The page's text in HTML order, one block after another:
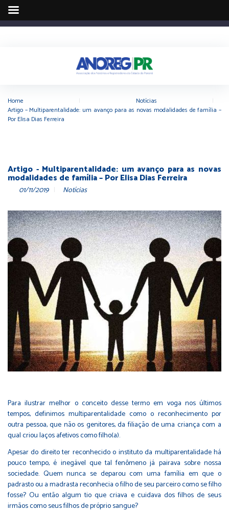
Home Notícias
Artigo – Multiparentalidade: um avanço para as novas modalidades de família –
Por Elisa Dias Ferreira
Artigo - Multiparentalidade: um avanço para as novas
modalidades de família – Por Elisa Dias Ferreira
01/11/2019 Notícias
Para ilustrar melhor o conceito desse termo em voga nos últimos
tempos, definimos multiparentalidade como o reconhecimento por
outra pessoa, que não os genitores, da filiação de uma criança com a
qual criou laços afetivos como filho(a).
Apesar do direito ter reconhecido o instituto da multiparentalidade há
pouco tempo, é inegável que tal fenômeno já pairava sobre nossa
sociedade. Quem nunca se deparou com uma família em que o
padrasto ou a madrasta reconhecia o filho de seu parceiro como se filho
fosse? Ou então algum tio que criava e cuidava dos filhos de seus
irmãos como seus filhos de próprio sangue?